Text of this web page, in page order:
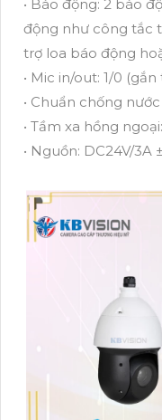
• Báo động: 2 báo
động như công tắc
trợ loa báo động
• Mic in/out: 1/0
• Chuẩn chống
• Tầm xa hồng
• Nguồn: DC24V/3A